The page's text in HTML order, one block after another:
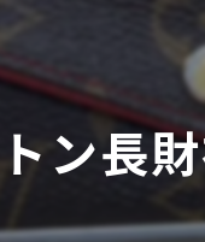
トン長